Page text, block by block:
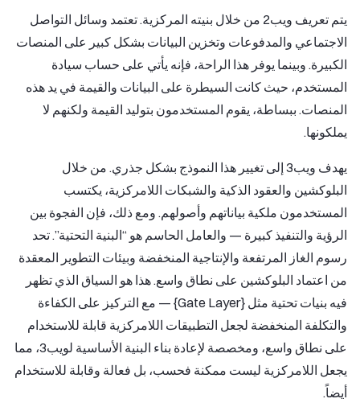
يتم تعريف ويب2 من خلال بنيته المركزية. تعتمد وسائل التواصل
الاجتماعي والمدفوعات وتخزين البيانات بشكل كبير على المنصات
الكبيرة. وبينما يوفر هذا الراحة، فإنه يأتي على حساب سيادة
المستخدم، حيث كانت السيطرة على البيانات والقيمة في يد هذه
المنصات. ببساطة، يقوم المستخدمون بتوليد القيمة ولكنهم لا
يملكونها.
يهدف ويب3 إلى تغيير هذا النموذج بشكل جذري. من خلال
البلوكشين والعقود الذكية والشبكات اللامركزية، يكتسب
المستخدمون ملكية بياناتهم وأصولهم. ومع ذلك، فإن الفجوة بين
الرؤية والتنفيذ كبيرة — والعامل الحاسم هو “البنية التحتية”. تحد
رسوم الغاز المرتفعة والإنتاجية المنخفضة وبيئات التطوير المعقدة
من اعتماد البلوكشين على نطاق واسع. هذا هو السياق الذي تظهر
فيه بنيات تحتية مثل {Gate Layer} — مع التركيز على الكفاءة
والتكلفة المنخفضة لجعل التطبيقات اللامركزية قابلة للاستخدام
على نطاق واسع، ومخصصة لإعادة بناء البنية الأساسية لويب3، مما
يجعل اللامركزية ليست ممكنة فحسب، بل فعالة وقابلة للاستخدام
أيضاً.